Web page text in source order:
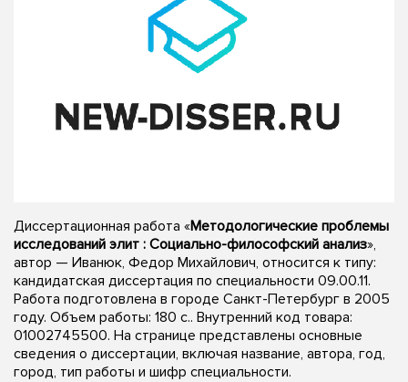
Диссертационная работа «Методологические проблемы
исследований элит : Социально-философский анализ»,
автор — Иванюк, Федор Михайлович, относится к типу:
кандидатская диссертация по специальности 09.00.11.
Работа подготовлена в городе Санкт-Петербург в 2005
году. Объем работы: 180 с.. Внутренний код товара:
01002745500. На странице представлены основные
сведения о диссертации, включая название, автора, год,
город, тип работы и шифр специальности.